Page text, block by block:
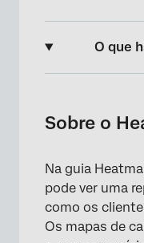
O que
Criação de
Salvando
Filtragem de
Sobre o
Na guia
pode ver uma
como os
Os mapas de